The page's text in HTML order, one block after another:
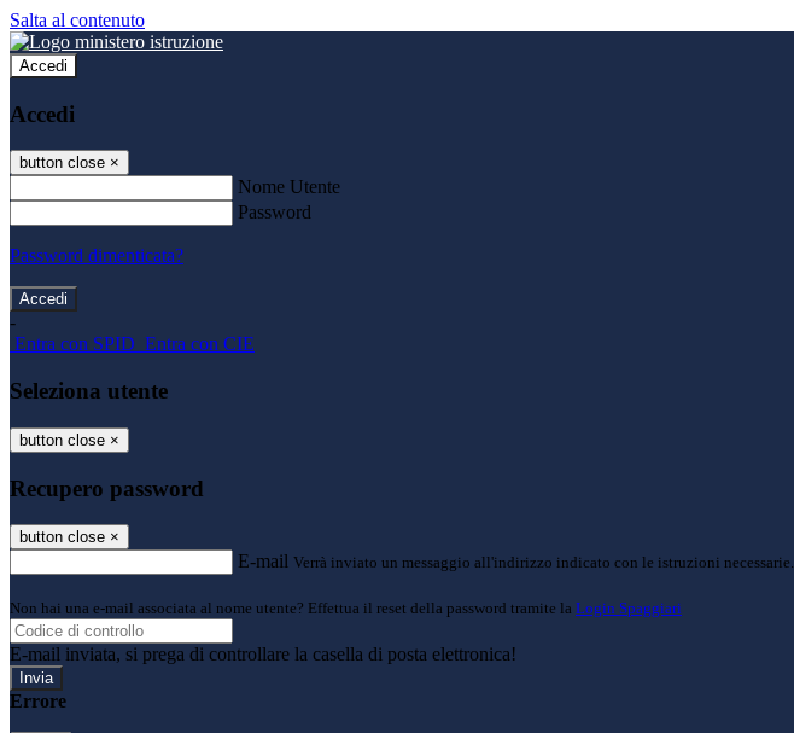
Salta al contenuto
Accedi
Accedi
button close ×
Nome Utente
Password
Password dimenticata?
-
Entra con SPID Entra con CIE
Seleziona utente
button close ×
Recupero password
button close ×
E-mail Verrà inviato un messaggio all'indirizzo indicato con le istruzioni necessarie.
Non hai una e-mail associata al nome utente? Effettua il reset della password tramite la Login Spaggiari
E-mail inviata, si prega di controllare la casella di posta elettronica!
Errore